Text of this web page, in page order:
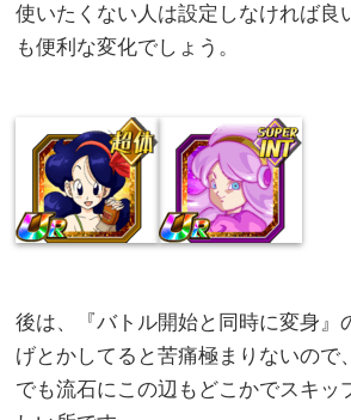
使いたくない人は設定しなければ良
も便利な変化でしょう。
後は、『バトル開始と同時に変身』
げとかしてると苦痛極まりないので
でも流石にこの辺もどこかでスキッ